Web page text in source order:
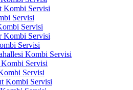
Kombi Servisi
Servisi
Servisi
Kombi Servisi
Servisi
Kombi Servisi
Servisi
Servisi
Kombi Servisi